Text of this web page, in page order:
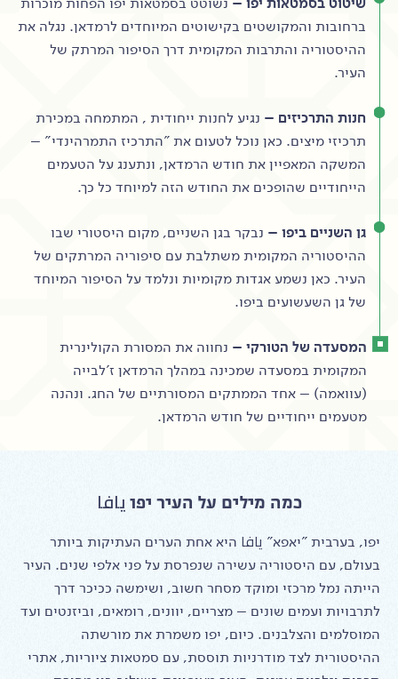
ברחובות והמקושטים בקישוטים המיוחדים לרמדאן. נגלה את
ההיסטוריה והתרבות המקומית דרך הסיפור המרתק של
העיר.
חנות התרכיזים – נגיע לחנות ייחודית , המתמחה במכירת
תרכיזי מיצים. כאן נוכל לטעום את "התרכיז התמרהינדי" –
המשקה המאפיין את חודש הרמדאן, ונתענג על הטעמים
הייחודיים שהופכים את החודש הזה למיוחד כל כך.
גן השניים ביפו – נבקר בגן השניים, מקום היסטורי שבו
ההיסטוריה המקומית משתלבת עם סיפוריה המרתקים של
העיר. כאן נשמע אגדות מקומיות ונלמד על הסיפור המיוחד
של גן השעשועים ביפו.
המסעדה של הטורקי – נחווה את המסורת הקולינרית
המקומית במסעדה שמכינה במהלך הרמדאן ז'לבייה
(עוואמה) – אחד הממתקים המסורתיים של החג. ונהנה
מטעמים ייחודיים של חודש הרמדאן.
כמה מילים על העיר יפו يافا
יפו, בערבית "יאפא" يافا היא אחת הערים העתיקות ביותר
בעולם, עם היסטוריה עשירה שנפרסת על פני אלפי שנים. העיר
הייתה נמל מרכזי ומוקד מסחר חשוב, ושימשה ככיכר דרך
לתרבויות ועמים שונים – מצריים, יוונים, רומאים, וביזנטים ועד
המוסלמים והצלבנים. כיום, יפו משמרת את מורשתה
ההיסטורית לצד מודרניות תוססת, עם סמטאות ציוריות, אתרי